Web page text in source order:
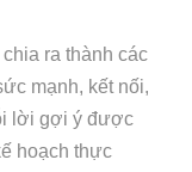
ra thành các
mạnh, kết nối,
lời gợi ý được
hoạch thực